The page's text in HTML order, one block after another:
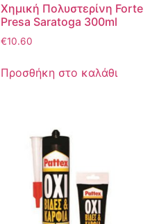
Χημική Πολυστερίνη Forte
Presa Saratoga 300ml
€10.60
Προσθήκη στο καλάθι